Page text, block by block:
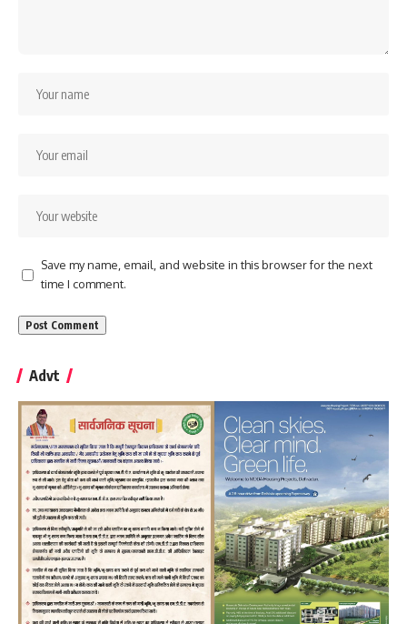
Save my name, email, and website in this browser for the next
time I comment.
Advt